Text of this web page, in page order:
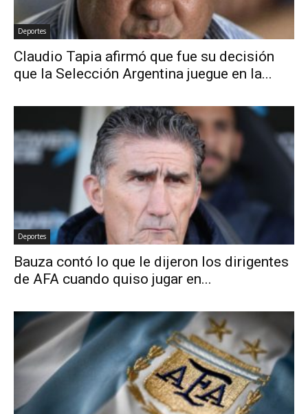
Deportes
Claudio Tapia afirmó que fue su decisión
que la Selección Argentina juegue en la...
Deportes
Bauza contó lo que le dijeron los dirigentes
de AFA cuando quiso jugar en...